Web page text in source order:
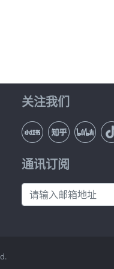
关注我们
通讯订阅